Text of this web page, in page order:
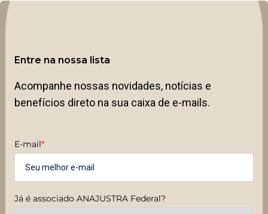
Entre na nossa lista
Acompanhe nossas novidades, notícias e
benefícios direto na sua caixa de e-mails.
E-mail*
Já é associado ANAJUSTRA Federal?